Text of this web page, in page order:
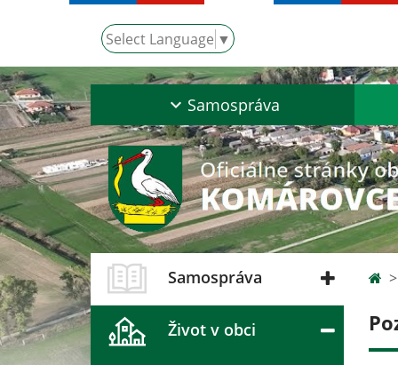
Select Language ▼
Samospráva
Samospráva
Život v obci